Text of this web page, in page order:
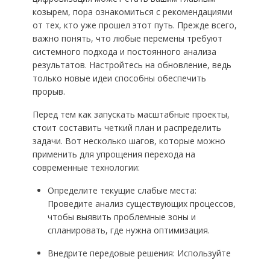
козырем, пора ознакомиться с рекомендациями
от тех, кто уже прошел этот путь. Прежде всего,
важно понять, что любые перемены требуют
системного подхода и постоянного анализа
результатов. Настройтесь на обновление, ведь
только новые идеи способны обеспечить
прорыв.
Перед тем как запускать масштабные проекты,
стоит составить четкий план и распределить
задачи. Вот несколько шагов, которые можно
применить для упрощения перехода на
современные технологии:
Определите текущие слабые места:
Проведите анализ существующих процессов,
чтобы выявить проблемные зоны и
спланировать, где нужна оптимизация.
Внедрите передовые решения: Используйте